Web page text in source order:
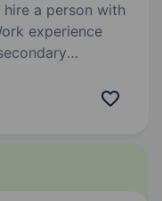
a person with
experience